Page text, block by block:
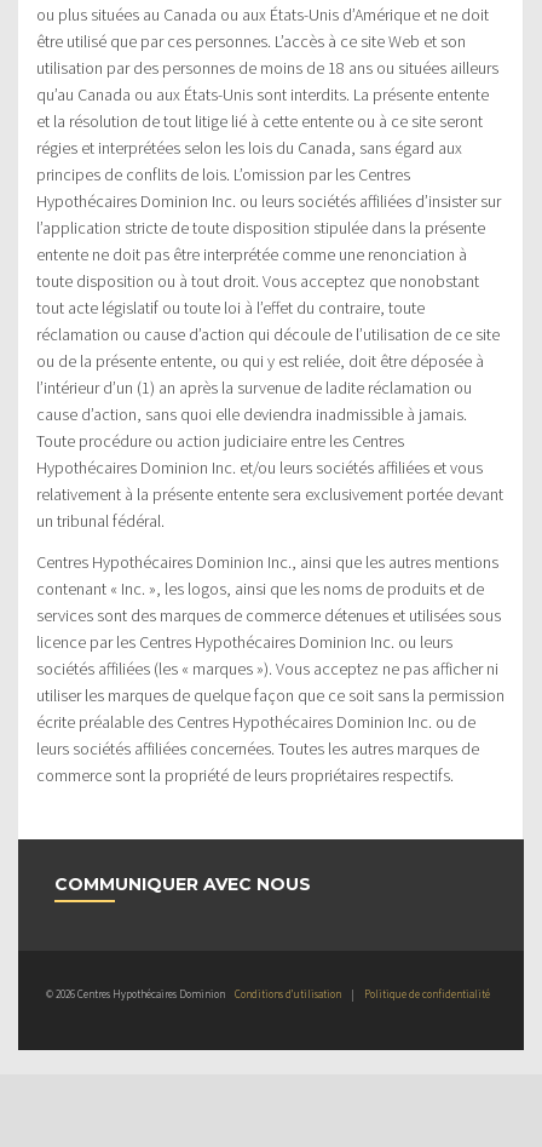
ou plus situées au Canada ou aux États-Unis d’Amérique et ne doit
être utilisé que par ces personnes. L’accès à ce site Web et son
utilisation par des personnes de moins de 18 ans ou situées ailleurs
qu’au Canada ou aux États-Unis sont interdits. La présente entente
et la résolution de tout litige lié à cette entente ou à ce site seront
régies et interprétées selon les lois du Canada, sans égard aux
principes de conflits de lois. L’omission par les Centres
Hypothécaires Dominion Inc. ou leurs sociétés affiliées d’insister sur
l’application stricte de toute disposition stipulée dans la présente
entente ne doit pas être interprétée comme une renonciation à
toute disposition ou à tout droit. Vous acceptez que nonobstant
tout acte législatif ou toute loi à l’effet du contraire, toute
réclamation ou cause d’action qui découle de l’utilisation de ce site
ou de la présente entente, ou qui y est reliée, doit être déposée à
l’intérieur d’un (1) an après la survenue de ladite réclamation ou
cause d’action, sans quoi elle deviendra inadmissible à jamais.
Toute procédure ou action judiciaire entre les Centres
Hypothécaires Dominion Inc. et/ou leurs sociétés affiliées et vous
relativement à la présente entente sera exclusivement portée devant
un tribunal fédéral.
Centres Hypothécaires Dominion Inc., ainsi que les autres mentions
contenant « Inc. », les logos, ainsi que les noms de produits et de
services sont des marques de commerce détenues et utilisées sous
licence par les Centres Hypothécaires Dominion Inc. ou leurs
sociétés affiliées (les « marques »). Vous acceptez ne pas afficher ni
utiliser les marques de quelque façon que ce soit sans la permission
écrite préalable des Centres Hypothécaires Dominion Inc. ou de
leurs sociétés affiliées concernées. Toutes les autres marques de
commerce sont la propriété de leurs propriétaires respectifs.
COMMUNIQUER AVEC NOUS
© 2026 Centres Hypothécaires Dominion Conditions d’utilisation | Politique de confidentialité